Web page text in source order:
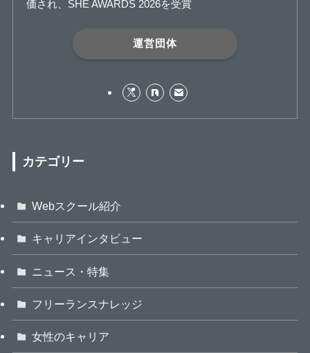
価され、SHE AWARDS 2026を受賞
運営団体
カテゴリー
Webスクール紹介
キャリアインタビュー
ニュース・特集
フリーランスナレッジ
女性のキャリア